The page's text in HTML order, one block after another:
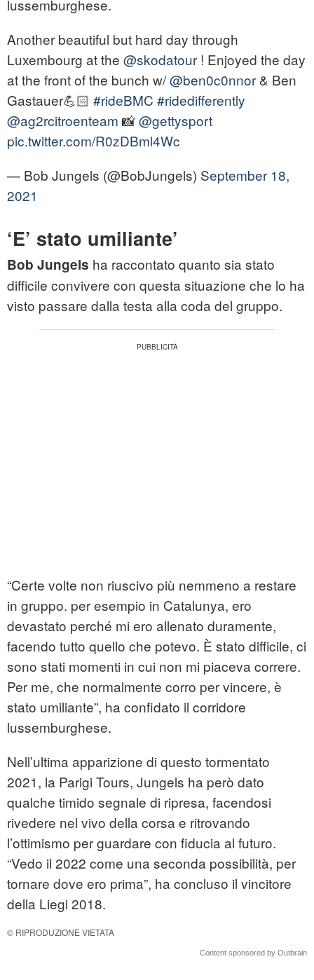
lussemburghese.
Another beautiful but hard day through
Luxembourg at the @skodatour ! Enjoyed the day
at the front of the bunch w/@ben0c0nnor & Ben
Gastauer💪🏻 #rideBMC #ridedifferently
@ag2rcitroenteam 📸@gettysport
pic.twitter.com/R0zDBml4Wc
— Bob Jungels (@BobJungels) September 18,
2021
‘E’ stato umiliante’
Bob Jungels ha raccontato quanto sia stato
difficile convivere con questa situazione che lo ha
visto passare dalla testa alla coda del gruppo.
“Certe volte non riuscivo più nemmeno a restare
in gruppo. per esempio in Catalunya, ero
devastato perché mi ero allenato duramente,
facendo tutto quello che potevo. È stato difficile, ci
sono stati momenti in cui non mi piaceva correre.
Per me, che normalmente corro per vincere, è
stato umiliante”, ha confidato il corridore
lussemburghese.
Nell’ultima apparizione di questo tormentato
2021, la Parigi Tours, Jungels ha però dato
qualche timido segnale di ripresa, facendosi
rivedere nel vivo della corsa e ritrovando
l’ottimismo per guardare con fiducia al futuro.
“Vedo il 2022 come una seconda possibilità, per
tornare dove ero prima”, ha concluso il vincitore
della Liegi 2018.
© RIPRODUZIONE VIETATA
Content sponsored by Outbrain